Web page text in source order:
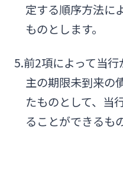
定する順序方法に
ものとします。
5.前2項によって当
主の期限未到来の
たものとして、当
ることができるも